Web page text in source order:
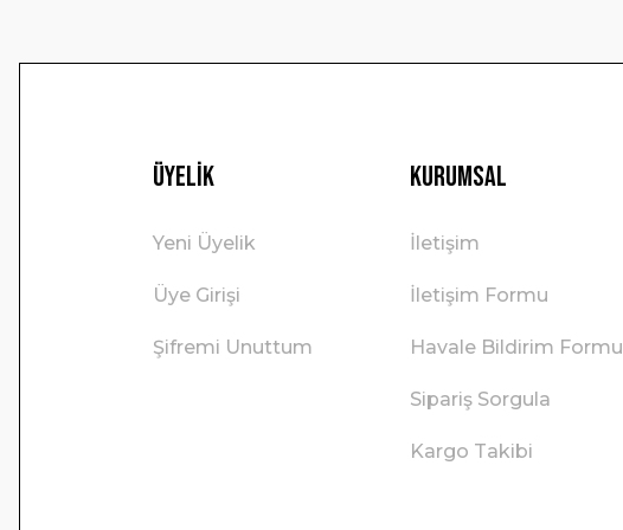
Üyelik
Yeni Üyelik
Üye Girişi
Şifremi Unuttum
Kurumsal
İletişim
İletişim Formu
Havale Bildirim Formu
Sipariş Sorgula
Kargo Takibi